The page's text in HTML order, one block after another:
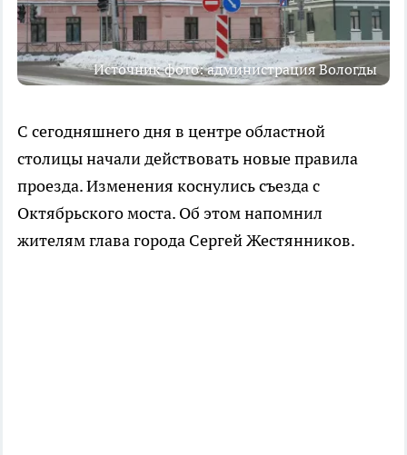
Источник фото: администрация Вологды
С сегодняшнего дня в центре областной
столицы начали действовать новые правила
проезда. Изменения коснулись съезда с
Октябрьского моста. Об этом напомнил
жителям глава города Сергей Жестянников.